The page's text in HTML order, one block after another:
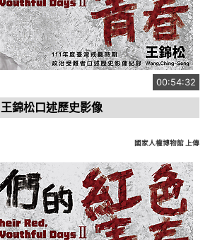
00:54:32
王錦松口述歷史影像
國家人權博物館 上傳